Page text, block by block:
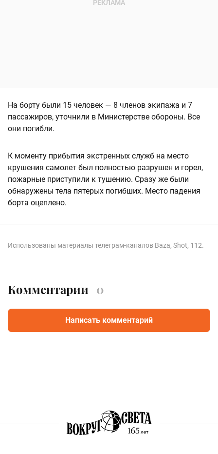
На борту были 15 человек — 8 членов экипажа и 7
пассажиров, уточнили в Министерстве обороны. Все
они погибли.
К моменту прибытия экстренных служб на место
крушения самолет был полностью разрушен и горел,
пожарные приступили к тушению. Сразу же были
обнаружены тела пятерых погибших. Место падения
борта оцеплено.
Использованы материалы телеграм-каналов Baza, Shot, 112.
Комментарии 0
Написать комментарий